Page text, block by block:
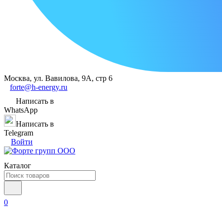
Москва, ул. Вавилова, 9А, стр 6
forte@h-energy.ru
Написать в
WhatsApp
Написать в
Telegram
Войти
Каталог
0